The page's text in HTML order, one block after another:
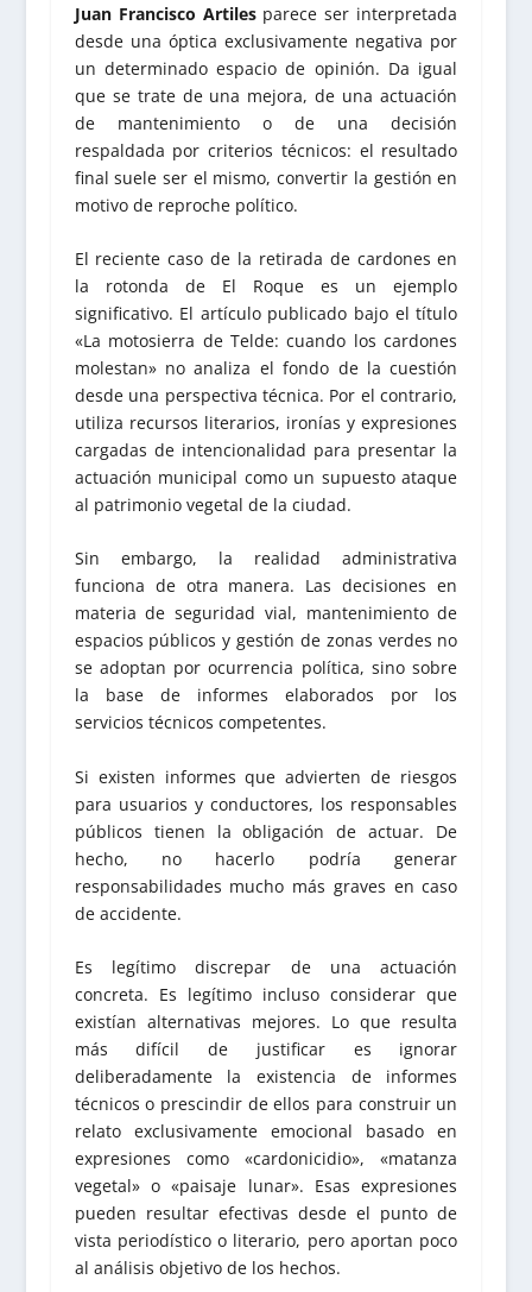
Juan Francisco Artiles parece ser interpretada
desde una óptica exclusivamente negativa por
un determinado espacio de opinión. Da igual
que se trate de una mejora, de una actuación
de mantenimiento o de una decisión
respaldada por criterios técnicos: el resultado
final suele ser el mismo, convertir la gestión en
motivo de reproche político.
El reciente caso de la retirada de cardones en
la rotonda de El Roque es un ejemplo
significativo. El artículo publicado bajo el título
«La motosierra de Telde: cuando los cardones
molestan» no analiza el fondo de la cuestión
desde una perspectiva técnica. Por el contrario,
utiliza recursos literarios, ironías y expresiones
cargadas de intencionalidad para presentar la
actuación municipal como un supuesto ataque
al patrimonio vegetal de la ciudad.
Sin embargo, la realidad administrativa
funciona de otra manera. Las decisiones en
materia de seguridad vial, mantenimiento de
espacios públicos y gestión de zonas verdes no
se adoptan por ocurrencia política, sino sobre
la base de informes elaborados por los
servicios técnicos competentes.
Si existen informes que advierten de riesgos
para usuarios y conductores, los responsables
públicos tienen la obligación de actuar. De
hecho, no hacerlo podría generar
responsabilidades mucho más graves en caso
de accidente.
Es legítimo discrepar de una actuación
concreta. Es legítimo incluso considerar que
existían alternativas mejores. Lo que resulta
más difícil de justificar es ignorar
deliberadamente la existencia de informes
técnicos o prescindir de ellos para construir un
relato exclusivamente emocional basado en
expresiones como «cardonicidio», «matanza
vegetal» o «paisaje lunar». Esas expresiones
pueden resultar efectivas desde el punto de
vista periodístico o literario, pero aportan poco
al análisis objetivo de los hechos.